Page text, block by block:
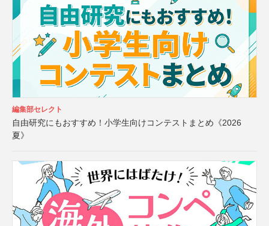
編集部セレクト
自由研究にもおすすめ！小学生向けコンテストまとめ《2026
夏》